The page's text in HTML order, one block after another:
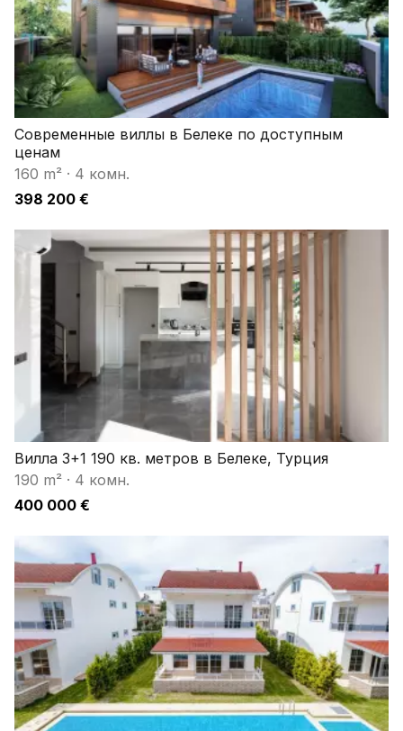
Современные виллы в Белеке по доступным
ценам
160 m² · 4 комн.
398 200 €
Вилла 3+1 190 кв. метров в Белеке, Турция
190 m² · 4 комн.
400 000 €